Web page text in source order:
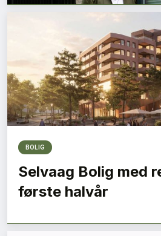
LES NYESTE
BOLIG
Selvaag Bolig med
første halvår